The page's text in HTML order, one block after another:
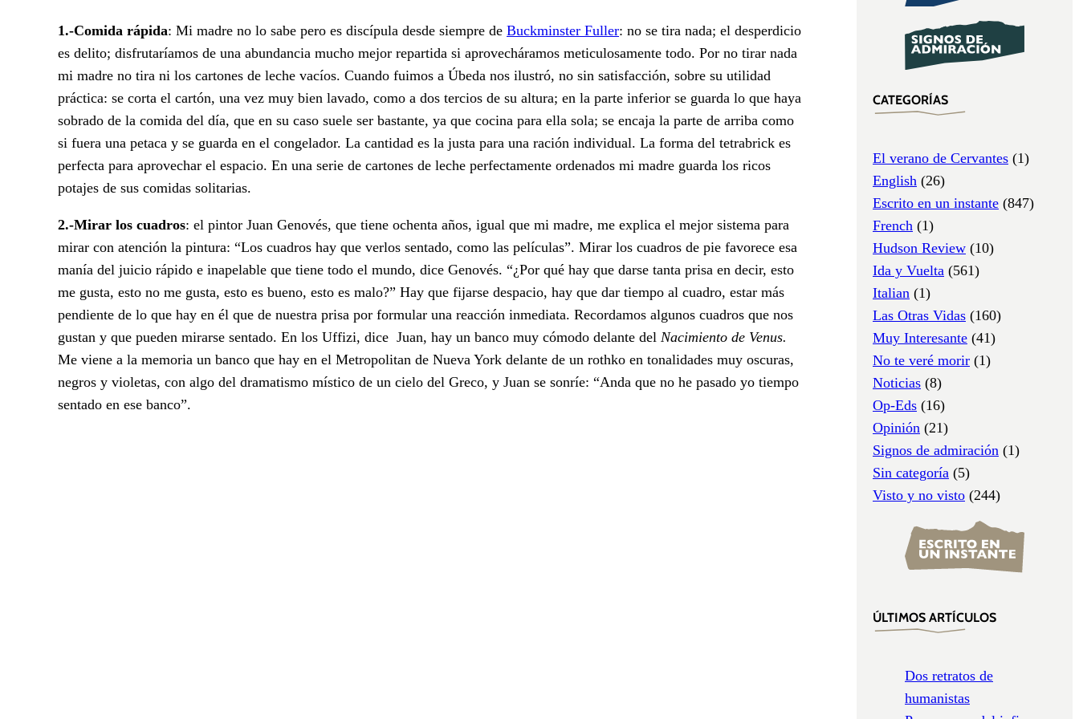
1.-Comida rápida: Mi madre no lo sabe pero es discípula desde siempre de Buckminster Fuller: no se tira nada; el desperdicio
es delito; disfrutaríamos de una abundancia mucho mejor repartida si aprovecháramos meticulosamente todo. Por no tirar nada
mi madre no tira ni los cartones de leche vacíos. Cuando fuimos a Úbeda nos ilustró, no sin satisfacción, sobre su utilidad
práctica: se corta el cartón, una vez muy bien lavado, como a dos tercios de su altura; en la parte inferior se guarda lo que haya
sobrado de la comida del día, que en su caso suele ser bastante, ya que cocina para ella sola; se encaja la parte de arriba como
si fuera una petaca y se guarda en el congelador. La cantidad es la justa para una ración individual. La forma del tetrabrick es
perfecta para aprovechar el espacio. En una serie de cartones de leche perfectamente ordenados mi madre guarda los ricos
potajes de sus comidas solitarias.
2.-Mirar los cuadros: el pintor Juan Genovés, que tiene ochenta años, igual que mi madre, me explica el mejor sistema para
mirar con atención la pintura: “Los cuadros hay que verlos sentado, como las películas”. Mirar los cuadros de pie favorece esa
manía del juicio rápido e inapelable que tiene todo el mundo, dice Genovés. “¿Por qué hay que darse tanta prisa en decir, esto
me gusta, esto no me gusta, esto es bueno, esto es malo?” Hay que fijarse despacio, hay que dar tiempo al cuadro, estar más
pendiente de lo que hay en él que de nuestra prisa por formular una reacción inmediata. Recordamos algunos cuadros que nos
gustan y que pueden mirarse sentado. En los Uffizi, dice Juan, hay un banco muy cómodo delante del Nacimiento de Venus.
Me viene a la memoria un banco que hay en el Metropolitan de Nueva York delante de un rothko en tonalidades muy oscuras,
negros y violetas, con algo del dramatismo místico de un cielo del Greco, y Juan se sonríe: “Anda que no he pasado yo tiempo
sentado en ese banco”.
CATEGORÍAS
El verano de Cervantes (1)
English (26)
Escrito en un instante (847)
French (1)
Hudson Review (10)
Ida y Vuelta (561)
Italian (1)
Las Otras Vidas (160)
Muy Interesante (41)
No te veré morir (1)
Noticias (8)
Op-Eds (16)
Opinión (21)
Signos de admiración (1)
Sin categoría (5)
Visto y no visto (244)
ÚLTIMOS ARTÍCULOS
Dos retratos de
humanistas